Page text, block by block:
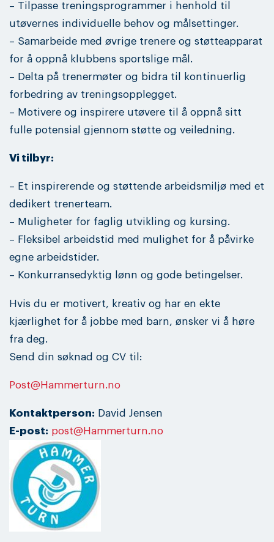
– Tilpasse treningsprogrammer i henhold til
utøvernes individuelle behov og målsettinger.
– Samarbeide med øvrige trenere og støtteapparat
for å oppnå klubbens sportslige mål.
– Delta på trenermøter og bidra til kontinuerlig
forbedring av treningsopplegget.
– Motivere og inspirere utøvere til å oppnå sitt
fulle potensial gjennom støtte og veiledning.
Vi tilbyr:
– Et inspirerende og støttende arbeidsmiljø med et
dedikert trenerteam.
– Muligheter for faglig utvikling og kursing.
– Fleksibel arbeidstid med mulighet for å påvirke
egne arbeidstider.
– Konkurransedyktig lønn og gode betingelser.
Hvis du er motivert, kreativ og har en ekte
kjærlighet for å jobbe med barn, ønsker vi å høre
fra deg.
Send din søknad og CV til:
Post@Hammerturn.no
Kontaktperson: David Jensen
E-post: post@Hammerturn.no